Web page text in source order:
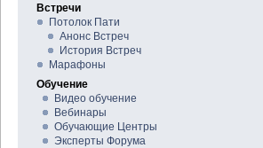
Встречи
Потолок Пати
Анонс Встреч
История Встреч
Марафоны
Обучение
Видео обучение
Вебинары
Обучающие Центры
Эксперты Форума